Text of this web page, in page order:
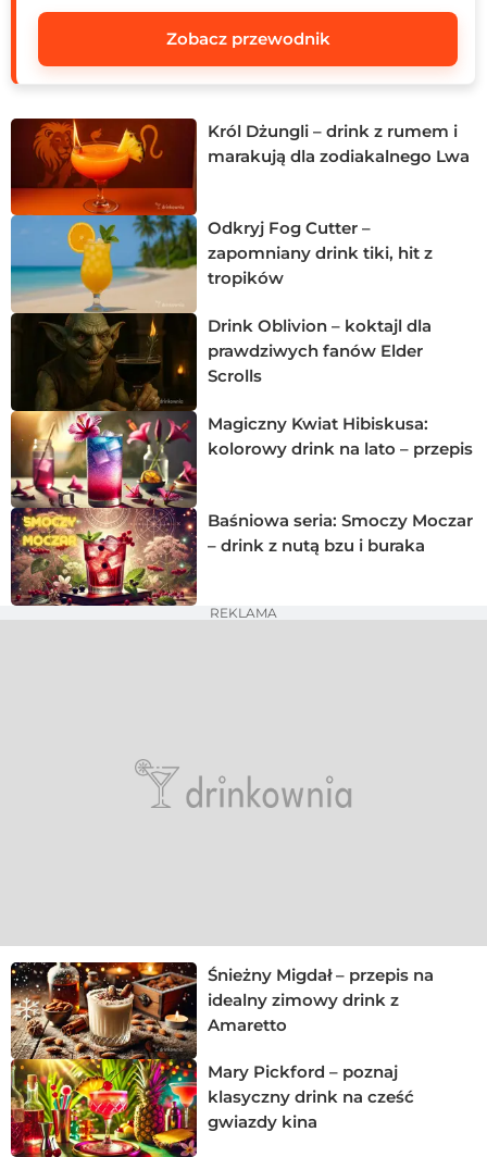
Zobacz przewodnik
Król Dżungli – drink z rumem i
marakują dla zodiakalnego Lwa
Odkryj Fog Cutter –
zapomniany drink tiki, hit z
tropików
Drink Oblivion – koktajl dla
prawdziwych fanów Elder
Scrolls
Magiczny Kwiat Hibiskusa:
kolorowy drink na lato – przepis
Baśniowa seria: Smoczy Moczar
– drink z nutą bzu i buraka
REKLAMA
Śnieżny Migdał – przepis na
idealny zimowy drink z
Amaretto
Mary Pickford – poznaj
klasyczny drink na cześć
gwiazdy kina